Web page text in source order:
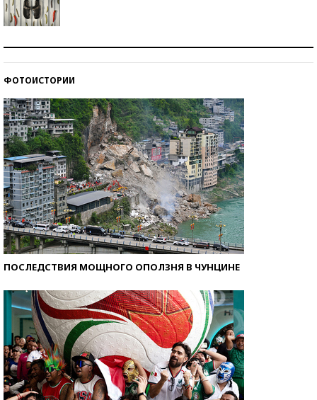
ФОТОИСТОРИИ
ПОСЛЕДСТВИЯ МОЩНОГО ОПОЛЗНЯ В ЧУНЦИНЕ